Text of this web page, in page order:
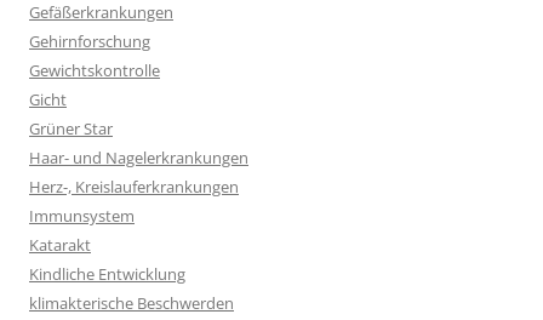
Gefäßerkrankungen
Gehirnforschung
Gewichtskontrolle
Gicht
Grüner Star
Haar- und Nagelerkrankungen
Herz-, Kreislauferkrankungen
Immunsystem
Katarakt
Kindliche Entwicklung
klimakterische Beschwerden